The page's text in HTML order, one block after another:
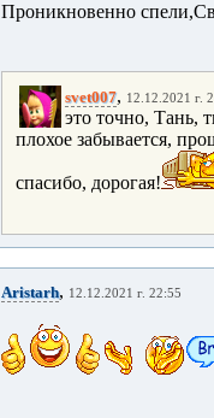
Проникновенно
svet007, 12.12.2021 г.
это точно, Тань,
плохое забывается,
спасибо, дорогая!
Aristarh, 12.12.2021 г. 22:55